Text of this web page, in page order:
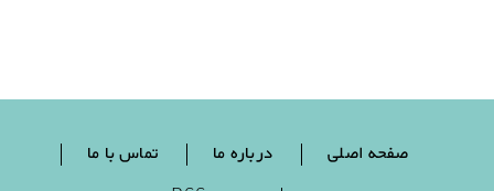
صفحه اصلی درباره ما
تماس با ما